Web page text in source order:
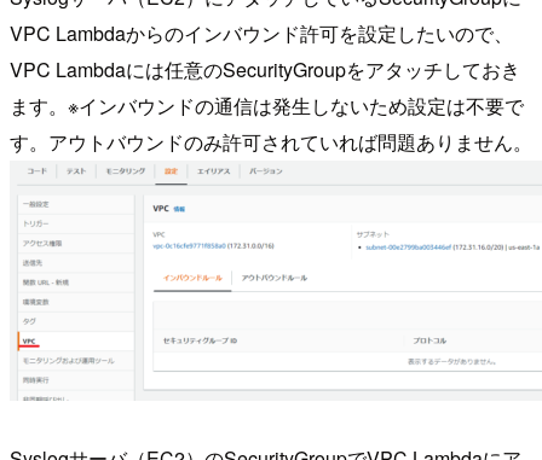
VPC Lambdaからのインバウンド許可を設定したいので、
VPC Lambdaには任意のSecurityGroupをアタッチしておき
ます。※インバウンドの通信は発生しないため設定は不要で
す。アウトバウンドのみ許可されていれば問題ありません。